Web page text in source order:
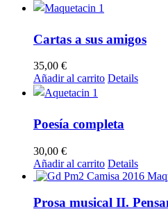
Cartas a sus amigos
35,00 €
Añadir al carrito Details
Poesía completa
30,00 €
Añadir al carrito Details
Prosa musical II.